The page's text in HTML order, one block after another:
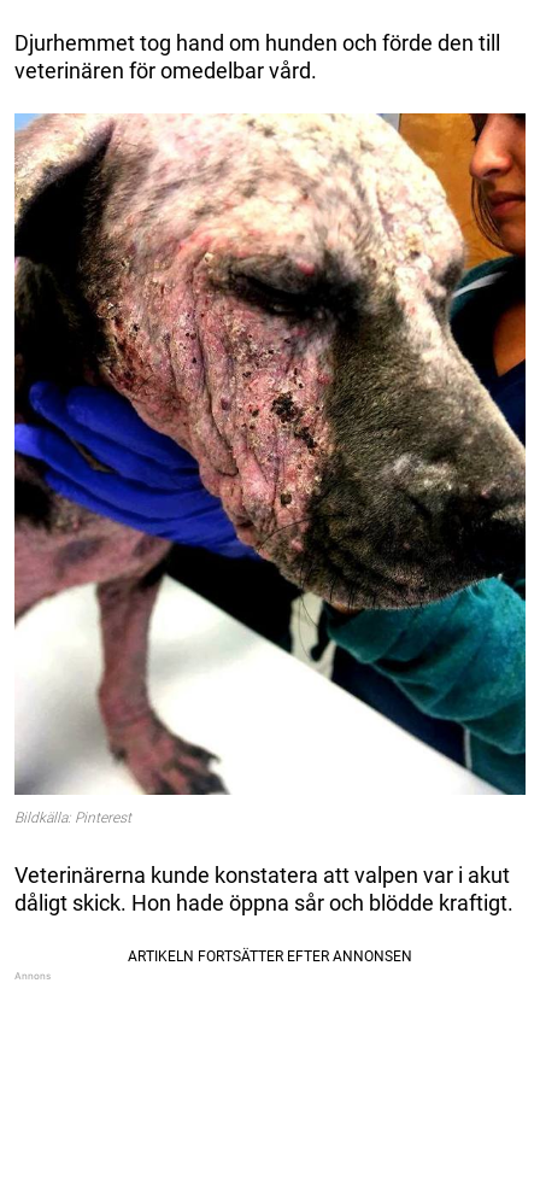
Djurhemmet tog hand om hunden och förde den till
veterinären för omedelbar vård.
Bildkälla: Pinterest
Veterinärerna kunde konstatera att valpen var i akut
dåligt skick. Hon hade öppna sår och blödde kraftigt.